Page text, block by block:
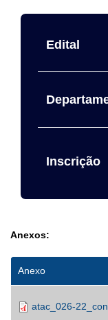
Edital
Inscrição
Anexos:
Anexo
atac_026-